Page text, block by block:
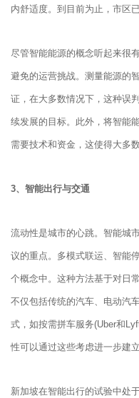
内舒适度。到目前为止，市区
尽管智能能源的概念听起来很
避免的运营挑战。测量能源的
证，在大多数情况下，这种误
续发展的目标。此外，将智能
需要技术和资金，这使得大多
3、智能出行与交通
流动性是城市的心跳。智能城
议的重点。多模式联运、智能
个概念中。这种方法基于对日
不仅包括传统的汽车、电动汽
式，如按需拼车服务(Uber和
性可以通过这些考虑进一步建立
新加坡在智能出行的试验中处